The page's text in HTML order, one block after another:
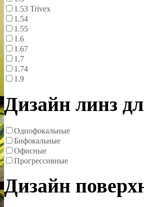
1.53 Trivex
1.54
1.55
1.6
1.67
1.7
1.74
1.9
Дизайн линз
Однофокальные
Бифокальные
Офисные
Прогрессивные
Дизайн